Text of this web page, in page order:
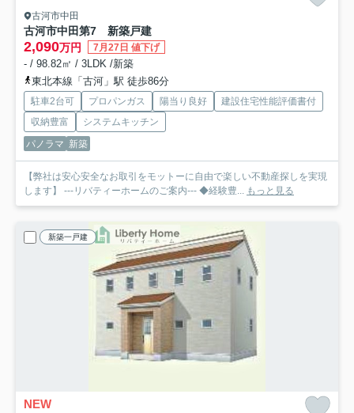
古河市中田
古河市中田第7 新築戸建
2,090万円 7月27日 値下げ
- / 98.82㎡ / 3LDK /新築
東北本線「古河」駅 徒歩86分
駐車2台可 プロパンガス 陽当り良好
建設住宅性能評価書付
収納豊富
システムキッチン
パノラマ 新築
【弊社は安心安全なお取引をモットーに自由で楽しい不動産探しを実現
します】 ---リバティーホームのご案内--- ◆経験豊... もっと見る
新築一戸建
NEW